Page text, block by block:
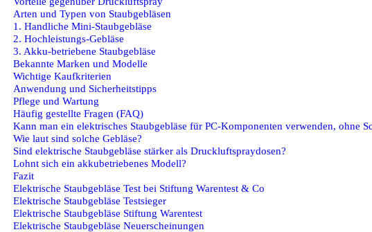
Arten und Typen von Staubgebläsen
1. Handliche Mini-Staubgebläse
2. Hochleistungs-Gebläse
3. Akku-betriebene Staubgebläse
Bekannte Marken und Modelle
Wichtige Kaufkriterien
Anwendung und Sicherheitstipps
Pflege und Wartung
Häufig gestellte Fragen (FAQ)
Kann man ein elektrisches Staubgebläse für PC-Komponenten verwenden, ohne
Wie laut sind solche Gebläse?
Sind elektrische Staubgebläse stärker als Druckluftspraydosen?
Lohnt sich ein akkubetriebenes Modell?
Fazit
Elektrische Staubgebläse Test bei Stiftung Warentest & Co
Elektrische Staubgebläse Testsieger
Elektrische Staubgebläse Stiftung Warentest
Elektrische Staubgebläse Neuerscheinungen